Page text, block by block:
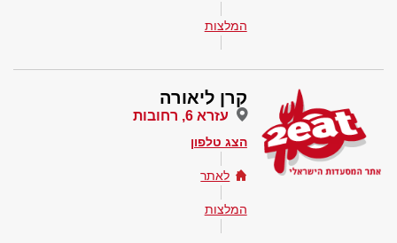
המלצות
קרן ליאורה
עזרא 6, רחובות
הצג טלפון
לאתר
המלצות